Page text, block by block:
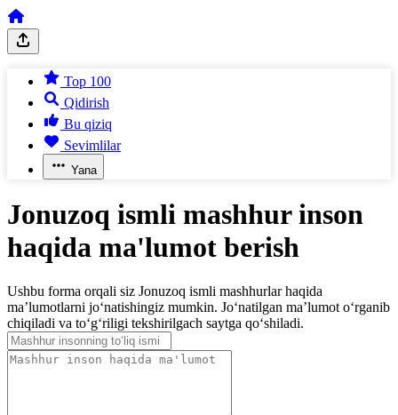
Top 100
Qidirish
Bu qiziq
Sevimlilar
Yana
Jonuzoq ismli mashhur inson
haqida ma'lumot berish
Ushbu forma orqali siz Jonuzoq ismli mashhurlar haqida
ma’lumotlarni jo‘natishingiz mumkin. Jo‘natilgan ma’lumot o‘rganib
chiqiladi va to‘g‘riligi tekshirilgach saytga qo‘shiladi.